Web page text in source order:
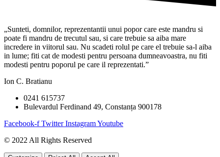
„Sunteti, domnilor, reprezentantii unui popor care este mandru si
poate fi mandru de trecutul sau, si care trebuie sa aiba mare
incredere in viitorul sau. Nu scadeti rolul pe care el trebuie sa-l aiba
in lume; fiti cat de modesti pentru persoana dumneavoastra, nu fiti
modesti pentru poporul pe care il reprezentati.”
Ion C. Bratianu
0241 615737
Bulevardul Ferdinand 49, Constanța 900178
Facebook-f Twitter InstagramYoutube
© 2022 All Rights Reserved